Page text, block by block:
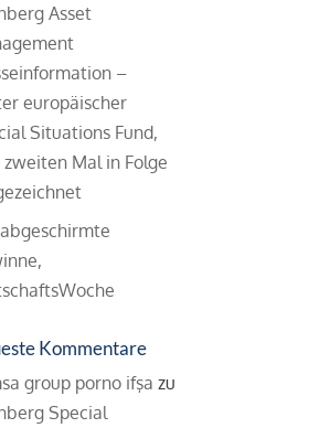
Asset
–
europäischer
Situations Fund,
zweiten Mal in Folge
Kommentare
group porno ifşa zu
Special